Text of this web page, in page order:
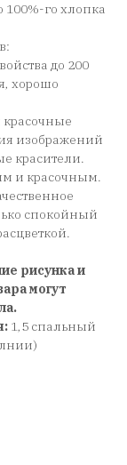
го хлопка
до 200
хорошо
изображений
красители.
и красочным.
спокойный
рисунка и
могут
1,5 спальный